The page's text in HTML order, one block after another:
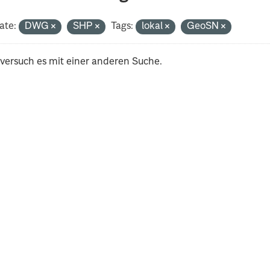
DWG SHP Tags: lokal GeoSN
es mit einer anderen Suche.